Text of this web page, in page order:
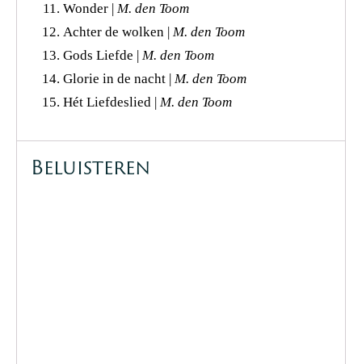
Wonder | M. den Toom
Achter de wolken | M. den Toom
Gods Liefde | M. den Toom
Glorie in de nacht | M. den Toom
Hét Liefdeslied | M. den Toom
Beluisteren